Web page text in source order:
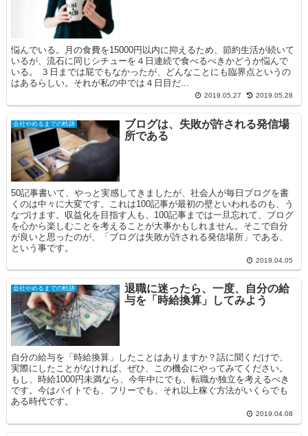
悩んでいる。月の食費を15000円以内に抑えるため、節約生活が続いて
いるが、流石に同じシチューを４日連続で食べるべきかどうか悩んで
いる。 ３日までは屁でもなかったが、どんなことにも臨界点というの
はあるらしい。それが私の中では４日目だ...
2019.05.27 2019.05.28
会社やめるまでの軌跡
ブログは、失敗が許される発信場
所である
50記事書いて、やっと実感してきましたが、社会人が毎日ブログを書
くのは中々に大変です。これは100記事が最初の壁といわれるのも、う
なづけます。収益化を目指す人も、100記事までは一旦忘れて、ブログ
を心から楽しむことを考えることが大事かもしれません。そこで自分
が良いと思ったのが、「ブログは失敗が許される発信場所」である、
という事です。
2019.04.05
会社やめるまでの軌跡
退職に迷ったら、一度、自分の給
与を「時給換算」してみよう
自分の給与を「時給換算」したことはありますか？話に聞くだけで、
実際にしたことがなければ、ぜひ、この機会にやってみてください。
もし、時給1000円未満なら、今年中にでも、転職か独立を考えるべき
です。今はバイトでも、フリーでも、それ以上稼ぐ方法がいくらでも
ある時代です。
2019.04.08